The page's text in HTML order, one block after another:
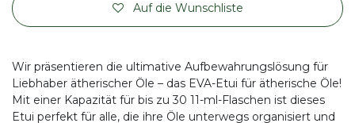
Auf die Wunschliste
Wir präsentieren die ultimative Aufbewahrungslösung für
Liebhaber ätherischer Öle – das EVA-Etui für ätherische Öle!
Mit einer Kapazität für bis zu 30 11-ml-Flaschen ist dieses
Etui perfekt für alle, die ihre Öle unterwegs organisiert und